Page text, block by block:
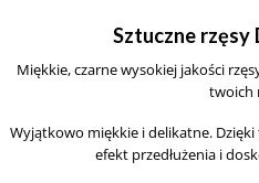
Sztuczne rzęsy
Miękkie, czarne wysokiej jakości
twoich
Wyjątkowo miękkie i delikatne.
efekt przedłużenia i